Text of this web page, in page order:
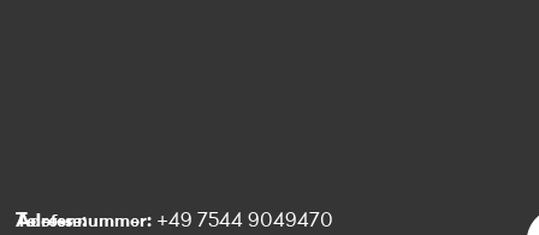
Telefonnummer: +49 7544 9049470
Adresse: